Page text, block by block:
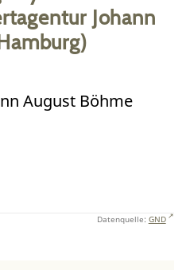
Johann
August Böhme
Datenquelle: GND